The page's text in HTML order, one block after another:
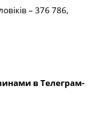
– 376 786,
в Телеграм-